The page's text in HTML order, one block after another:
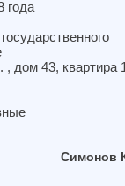
года
, дом 43, квартира
Симонов